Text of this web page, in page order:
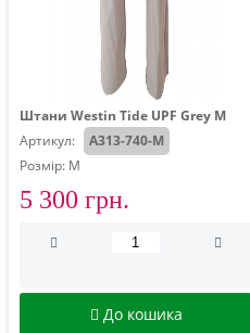
Штани Westin Tide UPF Grey M
Артикул:
A313-740-M
Розмір: M
5 300 грн.
До кошика